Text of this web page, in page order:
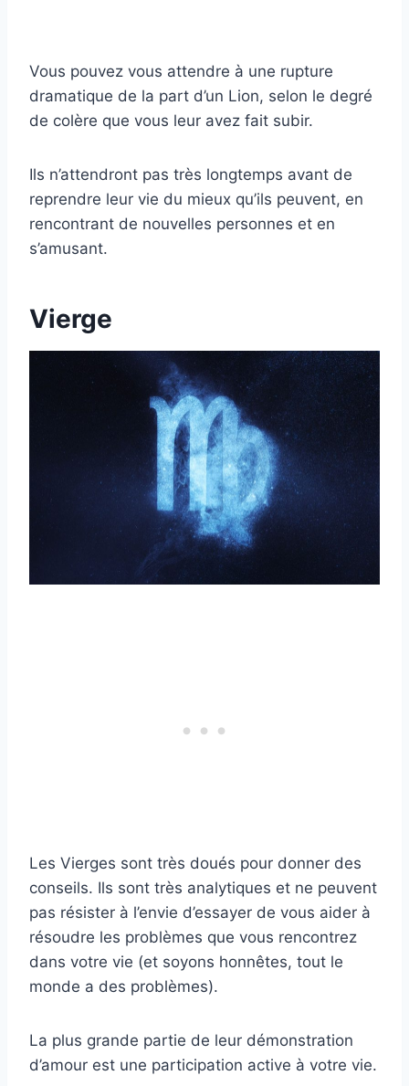
Vous pouvez vous attendre à une rupture
dramatique de la part d’un Lion, selon le degré
de colère que vous leur avez fait subir.
Ils n’attendront pas très longtemps avant de
reprendre leur vie du mieux qu’ils peuvent, en
rencontrant de nouvelles personnes et en
s’amusant.
Vierge
Les Vierges sont très doués pour donner des
conseils. Ils sont très analytiques et ne peuvent
pas résister à l’envie d’essayer de vous aider à
résoudre les problèmes que vous rencontrez
dans votre vie (et soyons honnêtes, tout le
monde a des problèmes).
La plus grande partie de leur démonstration
d’amour est une participation active à votre vie.